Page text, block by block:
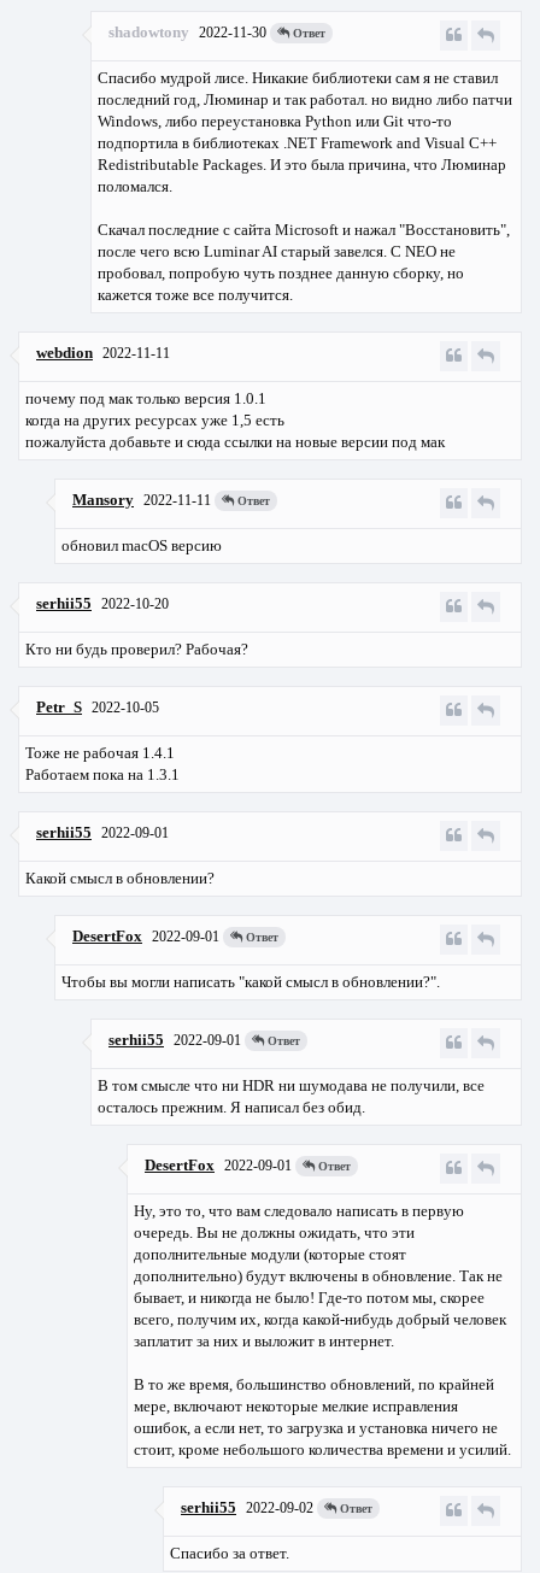
shadowtony 2022-11-30 Ответ
Спасибо мудрой лисе. Никакие библиотеки сам я не ставил
последний год, Люминар и так работал. но видно либо патчи
Windows, либо переустановка Python или Git что-то
подпортила в библиотеках .NET Framework and Visual C++
Redistributable Packages. И это была причина, что Люминар
поломался.
Скачал последние с сайта Microsoft и нажал "Восстановить",
после чего всю Luminar AI старый завелся. С NEO не
пробовал, попробую чуть позднее данную сборку, но
кажется тоже все получится.
webdion 2022-11-11
почему под мак только версия 1.0.1
когда на других ресурсах уже 1,5 есть
пожалуйста добавьте и сюда ссылки на новые версии под мак
Mansory 2022-11-11 Ответ
обновил macOS версию
serhii55 2022-10-20
Кто ни будь проверил? Рабочая?
Petr_S 2022-10-05
Тоже не рабочая 1.4.1
Работаем пока на 1.3.1
serhii55 2022-09-01
Какой смысл в обновлении?
DesertFox 2022-09-01 Ответ
Чтобы вы могли написать "какой смысл в обновлении?".
serhii55 2022-09-01 Ответ
В том смысле что ни HDR ни шумодава не получили, все
осталось прежним. Я написал без обид.
DesertFox 2022-09-01 Ответ
Ну, это то, что вам следовало написать в первую
очередь. Вы не должны ожидать, что эти
дополнительные модули (которые стоят
дополнительно) будут включены в обновление. Так не
бывает, и никогда не было! Где-то потом мы, скорее
всего, получим их, когда какой-нибудь добрый человек
заплатит за них и выложит в интернет.
В то же время, большинство обновлений, по крайней
мере, включают некоторые мелкие исправления
ошибок, а если нет, то загрузка и установка ничего не
стоит, кроме небольшого количества времени и усилий.
serhii55 2022-09-02 Ответ
Спасибо за ответ.